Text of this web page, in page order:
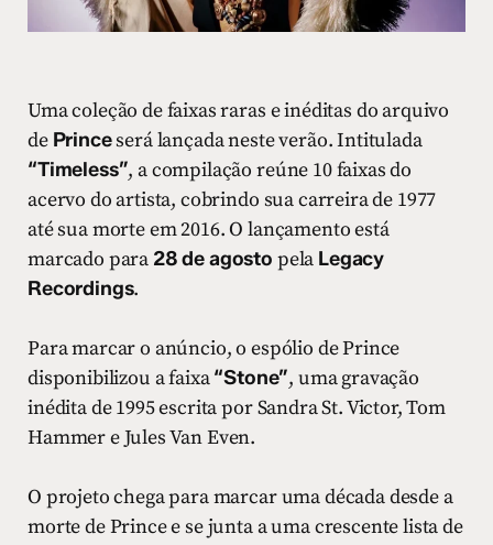
Uma coleção de faixas raras e inéditas do arquivo
de Princeserá lançada neste verão. Intitulada
“Timeless”, a compilação reúne 10 faixas do
acervo do artista, cobrindo sua carreira de 1977
até sua morte em 2016. O lançamento está
marcado para 28 de agosto pela Legacy
Recordings.
Para marcar o anúncio, o espólio de Prince
disponibilizou a faixa“Stone”, uma gravação
inédita de 1995 escrita por Sandra St. Victor, Tom
Hammer e Jules Van Even.
O projeto chega para marcar uma década desde a
morte de Prince e se junta a uma crescente lista de